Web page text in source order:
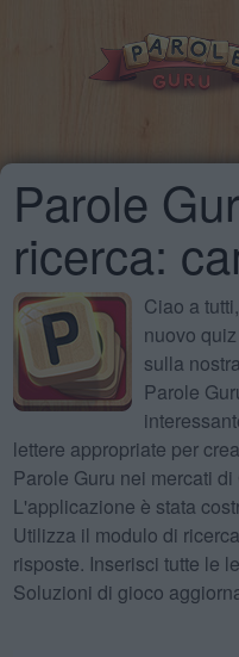
Parole
ricerca:
Ciao a
nuovo
sulla
Parole
lettere appropriate per
Parole Guru nei mercati
L'applicazione è stata
Utilizza il modulo di
risposte. Inserisci tutte le
Soluzioni di gioco